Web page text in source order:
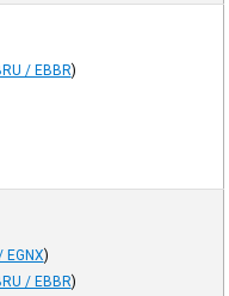
/ EBBR)
EGNX)
/ EBBR)